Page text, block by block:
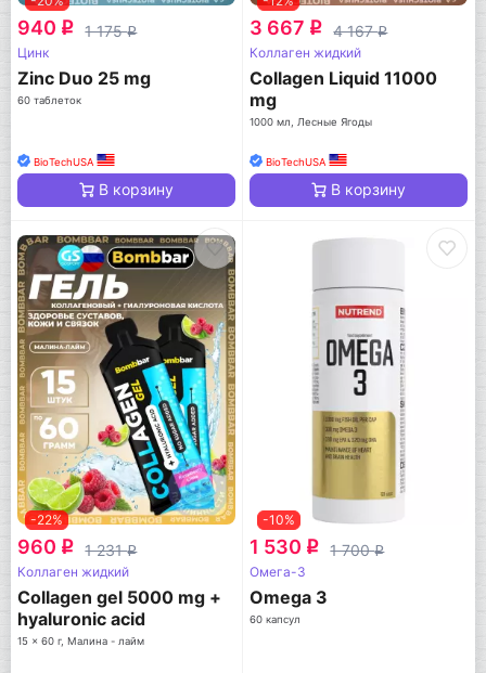
940 q 1 175q
Цинк
Zinc Duo 25 mg
60 таблеток
BioTechUSA
В корзину
3 667 q 4 167q
Коллаген жидкий
Collagen Liquid 11000
mg
1000 мл, Лесные Ягоды
BioTechUSA
В корзину
-22%
960 q 1 231q
Коллаген жидкий
Collagen gel 5000 mg +
hyaluronic acid
15 x 60 г, Малина - лайм
-10%
1 530 q 1 700q
Омега-3
Omega 3
60 капсул